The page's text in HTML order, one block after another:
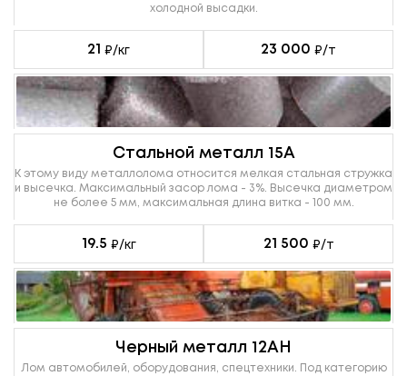
холодной высадки.
21 ₽/кг 23 000 ₽/т
Стальной металл 15А
К этому виду металлолома относится мелкая стальная стружка
и высечка. Максимальный засор лома - 3%. Высечка диаметром
не более 5 мм, максимальная длина витка - 100 мм.
19.5 ₽/кг 21 500 ₽/т
Черный металл 12АН
Лом автомобилей, оборудования, спецтехники. Под категорию